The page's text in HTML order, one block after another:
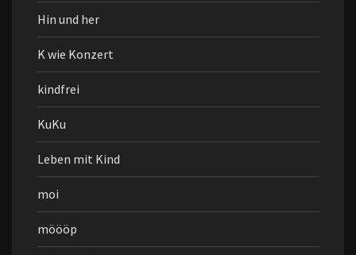
Hin und her
K wie Konzert
kindfrei
KuKu
Leben mit Kind
moi
möööp